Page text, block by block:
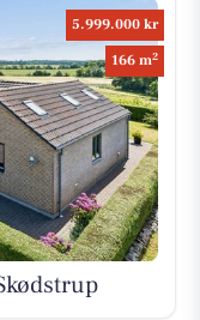
5.999.000 kr
166 m2